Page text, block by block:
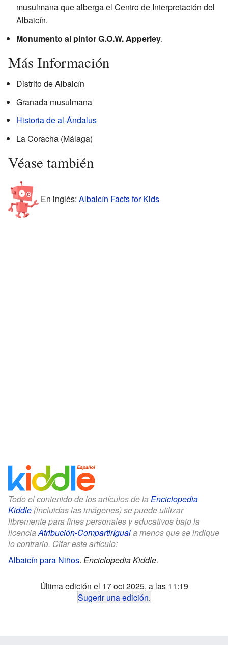
musulmana que alberga el Centro de Interpretación del
Albaicín.
Monumento al pintor G.O.W. Apperley.
Más Información
Distrito de Albaicín
Granada musulmana
Historia de al-Ándalus
La Coracha (Málaga)
Véase también
En inglés: Albaicín Facts for Kids
Todo el contenido de los artículos de la Enciclopedia
Kiddle (incluidas las imágenes) se puede utilizar
libremente para fines personales y educativos bajo la
licenciaAtribución-CompartirIguala menos que se indique
lo contrario. Citar este artículo:
Albaicín para Niños. Enciclopedia Kiddle.
Última edición el 17 oct 2025, a las 11:19
Sugerir una edición.